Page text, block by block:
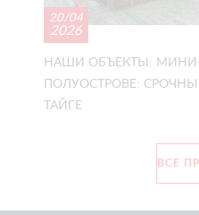
20/04
2026
НАШИ ОБЪЕКТЫ:
ПОЛУОСТРОВЕ:
ТАЙГЕ
ВСЕ